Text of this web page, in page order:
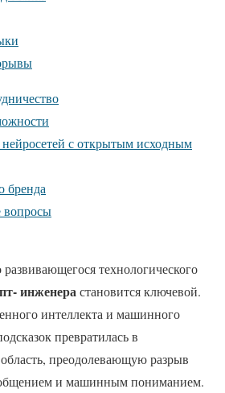
нейросетей с открытым исходным
бренда
вопросы
технологического
инженерастановится ключевой.
интеллекта и машинного
превратилась в
преодолевающую разрыв
и машинным пониманием.